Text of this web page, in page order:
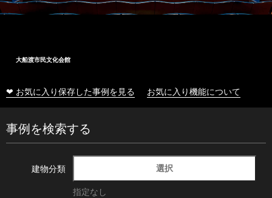
大船渡市民文化会館
❤ お気に入り保存した事例を見る お気に入り機能について
事例を検索する
建物分類 選択
指定なし